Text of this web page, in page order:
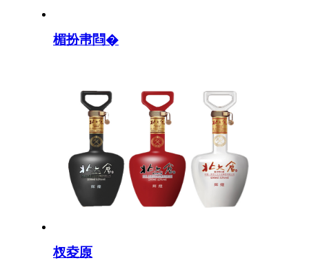
楣扮帇閰�
杈夌厡